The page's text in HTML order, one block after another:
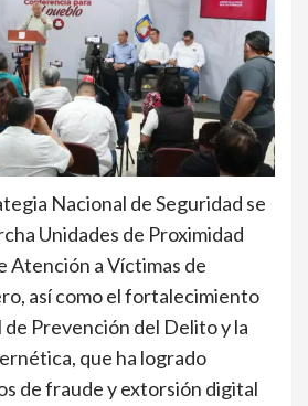
Nacional de Seguridad se
Unidades de Proximidad
Atención a Víctimas de
así como el fortalecimiento
Prevención del Delito y la
que ha logrado
de fraude y extorsión digital